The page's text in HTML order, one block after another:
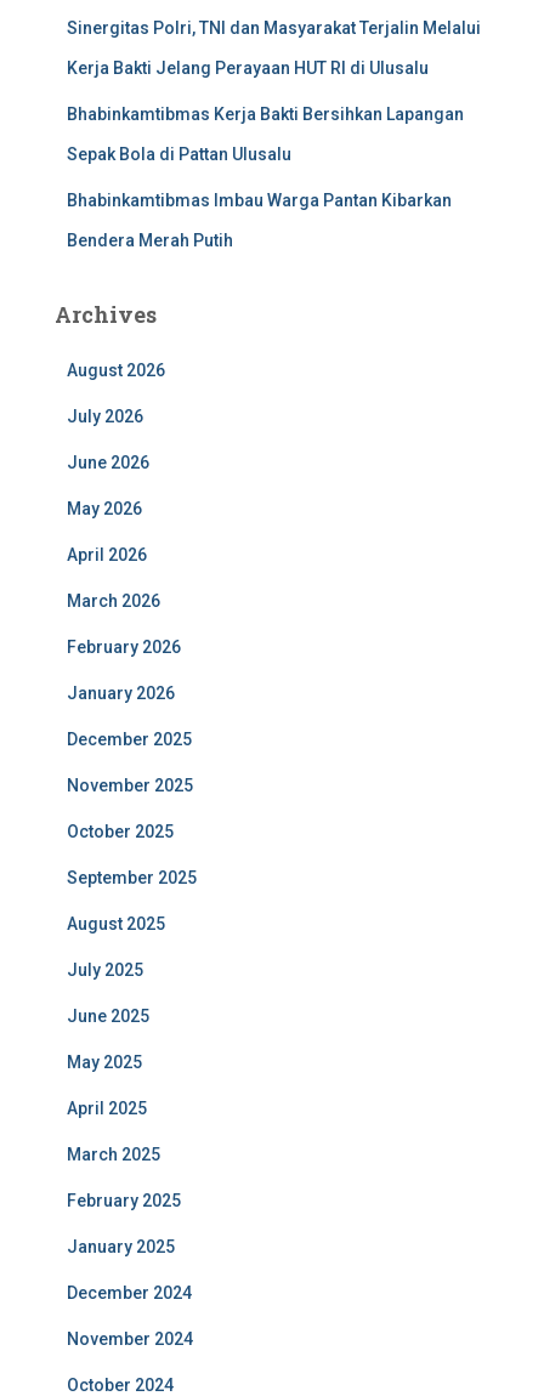
Sinergitas Polri, TNI dan Masyarakat Terjalin Melalui
Kerja Bakti Jelang Perayaan HUT RI di Ulusalu
Bhabinkamtibmas Kerja Bakti Bersihkan Lapangan
Sepak Bola di Pattan Ulusalu
Bhabinkamtibmas Imbau Warga Pantan Kibarkan
Bendera Merah Putih
Archives
August 2026
July 2026
June 2026
May 2026
April 2026
March 2026
February 2026
January 2026
December 2025
November 2025
October 2025
September 2025
August 2025
July 2025
June 2025
May 2025
April 2025
March 2025
February 2025
January 2025
December 2024
November 2024
October 2024